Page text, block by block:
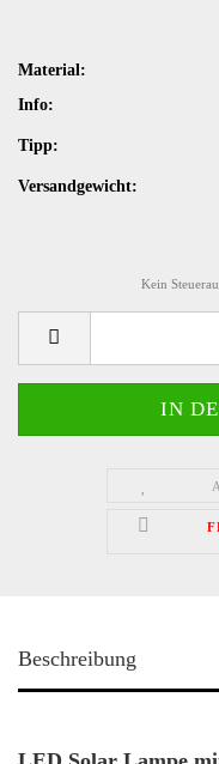
Material:
Info:
Tipp:
Versandgewicht:
Kein
Beschreibung